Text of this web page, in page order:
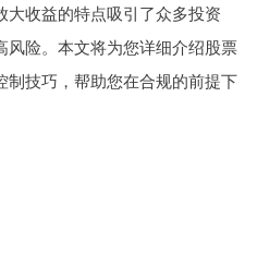
收益的特点吸引了众多投资
险。本文将为您详细介绍股票
技巧，帮助您在合规的前提下